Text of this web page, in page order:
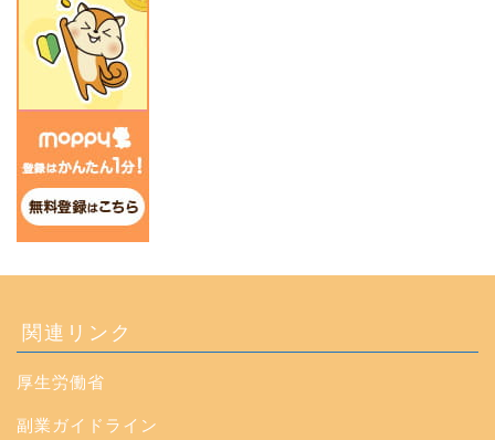
関連リンク
厚生労働省
副業ガイドライン